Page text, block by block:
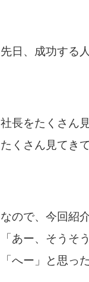
先日、成功する
社長をたくさん
たくさん見てき
なので、今回紹
「あー、そうそ
「へー」と思っ